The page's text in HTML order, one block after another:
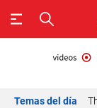
Temas del día